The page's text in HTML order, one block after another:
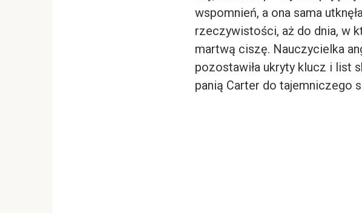
wspomnień, a ona sama
rzeczywistości, aż do dnia, w
martwą ciszę. Nauczycielka
pozostawiła ukryty klucz i list
panią Carter do tajemniczego